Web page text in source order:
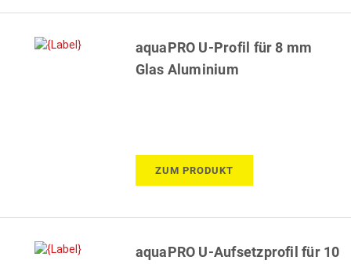
aquaPRO U-Profil für 8 mm
Glas Aluminium
ZUM PRODUKT
aquaPRO U-Aufsetzprofil für 10